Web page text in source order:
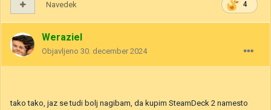
4
Navedek
Weraziel
Objavljeno 30. december 2024
tako tako, jaz se tudi bolj nagibam, da kupim SteamDeck 2 namesto